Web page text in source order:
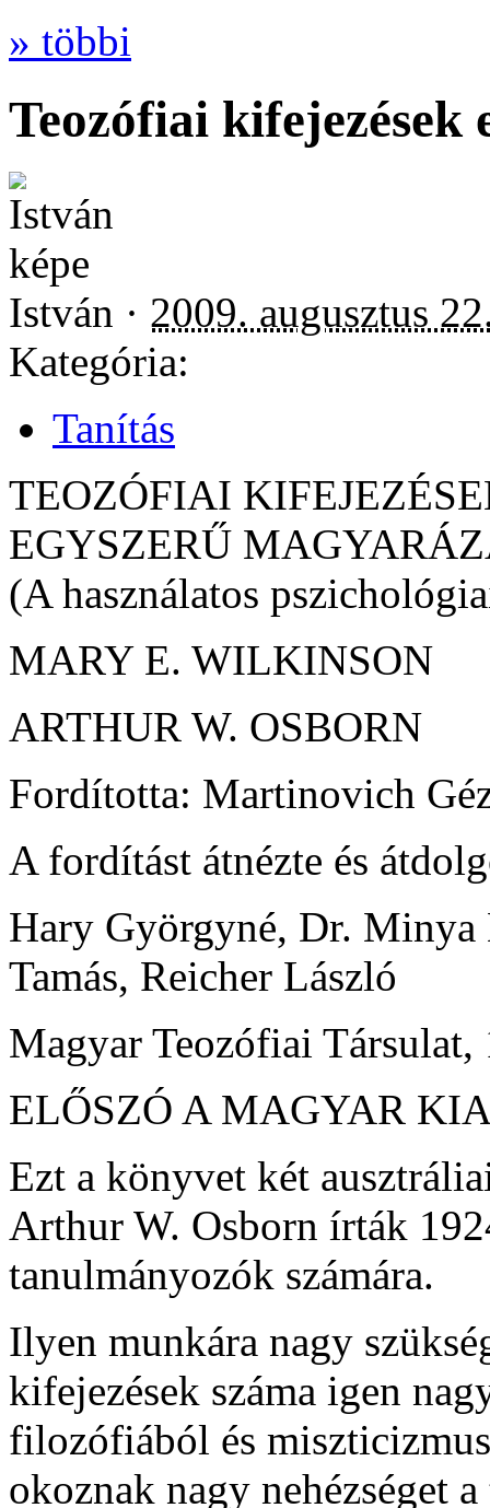
» többi
Teozófiai kifejezések
István · 2009. augusztus
Kategória:
Tanítás
TEOZÓFIAI
EGYSZERŰ
(A használatos
MARY E. WILKINSON
ARTHUR W. OSBORN
Fordította: Martinovich
A fordítást átnézte és
Hary Györgyné, Dr.
Tamás, Reicher László
Magyar Teozófiai Társulat,
ELŐSZÓ A MAGYAR
Ezt a könyvet két
Arthur W. Osborn írták
tanulmányozók számára.
Ilyen munkára nagy
kifejezések száma igen
filozófiából és
okoznak nagy nehézséget